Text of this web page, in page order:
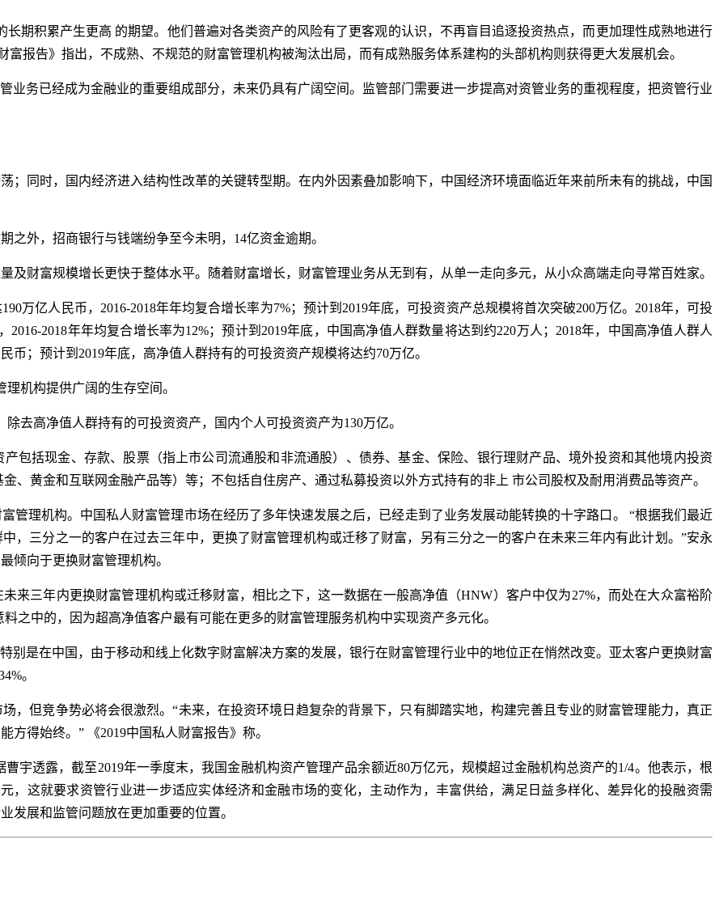
期积累产生更高 的期望。他们普遍对各类资产的风险有了更客观的认识，不再盲目追逐投资热点，而更加理性成熟地进行
报告》指出，不成熟、不规范的财富管理机构被淘汰出局，而有成熟服务体系建构的头部机构则获得更大发展机会。
业务已经成为金融业的重要组成部分，未来仍具有广阔空间。监管部门需要进一步提高对资管业务的重视程度，把资管行业
；同时，国内经济进入结构性改革的关键转型期。在内外因素叠加影响下，中国经济环境面临近年来前所未有的挑战，中国
之外，招商银行与钱端纷争至今未明，14亿资金逾期。
及财富规模增长更快于整体水平。随着财富增长，财富管理业务从无到有，从单一走向多元，从小众高端走向寻常百姓家。
万亿人民币，2016-2018年年均复合增长率为7%；预计到2019年底，可投资资产总规模将首次突破200万亿。2018年，可投
2018年年均复合增长率为12%；预计到2019年底，中国高净值人群数量将达到约220万人；2018年，中国高净值人群人
；预计到2019年底，高净值人群持有的可投资资产规模将达约70万亿。
机构提供广阔的生存空间。
去高净值人群持有的可投资资产，国内个人可投资资产为130万亿。
包括现金、存款、股票（指上市公司流通股和非流通股）、债券、基金、保险、银行理财产品、境外投资和其他境内投资
、黄金和互联网金融产品等）等；不包括自住房产、通过私募投资以外方式持有的非上 市公司股权及耐用消费品等资产。
管理机构。中国私人财富管理市场在经历了多年快速发展之后，已经走到了业务发展动能转换的十字路口。 “根据我们最近
，三分之一的客户在过去三年中，更换了财富管理机构或迁移了财富，另有三分之一的客户在未来三年内有此计划。”安永
倾向于更换财富管理机构。
来三年内更换财富管理机构或迁移财富，相比之下，这一数据在一般高净值（HNW）客户中仅为27%，而处在大众富裕阶
之中的，因为超高净值客户最有可能在更多的财富管理服务机构中实现资产多元化。
别是在中国，由于移动和线上化数字财富解决方案的发展，银行在财富管理行业中的地位正在悄然改变。亚太客户更换财富
。
，但竞争势必将会很激烈。“未来，在投资环境日趋复杂的背景下，只有脚踏实地，构建完善且专业的财富管理能力，真正
得始终。” 《2019中国私人财富报告》称。
宇透露，截至2019年一季度末，我国金融机构资产管理产品余额近80万亿元，规模超过金融机构总资产的1/4。他表示，根
，这就要求资管行业进一步适应实体经济和金融市场的变化，主动作为，丰富供给，满足日益多样化、差异化的投融资需
发展和监管问题放在更加重要的位置。